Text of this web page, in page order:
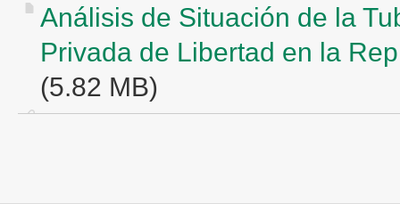
Análisis de Situación de la
Privada de Libertad en la
(5.82 MB)